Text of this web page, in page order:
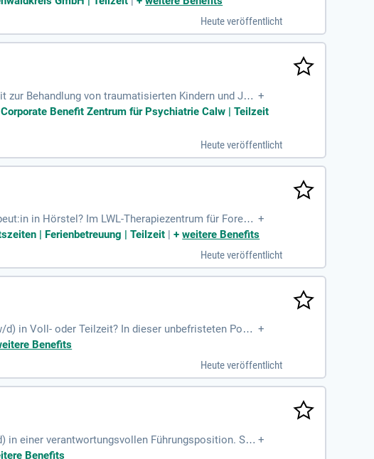
Weiterbildung in einem anerkannten Psychotherap
Versorgung!
Heute veröffentlicht
Behandlung von traumatisierten Kindern und Jug
Behandlungspläne. Sie arbeiten eng im
Approbation als Psychologischer Psychotherapeut
Dienstes.
+
Benefit Zentrum für Psychiatrie Calw | Teilzeit
Heute veröffentlicht
in Hörstel? Im LWL-Therapiezentrum für Forensi
Eintritt. Hier erwarten Sie Sicherheit, a
Mitarbeit leistet einen Beitrag zur Gesellschaft
und führen Einzel- sowie Gruppentherapien
Risikomanagement!
+
| Ferienbetreuung | Teilzeit |+weitere Benefits
Heute veröffentlicht
in Voll- oder Teilzeit? In dieser unbefristeten Positi
psychologische Diagnostik, Einzelgespräche un
teamorientierten Arbeitsatmosphäre. Zudem bi
+
Benefits
Heute veröffentlicht
in einer verantwortungsvollen Führungsposition. Sie
und leiten ein Team von mindestens fünf Mitarbeiter
+
Benefits